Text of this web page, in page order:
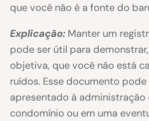
que você não é a fonte do
Explicação: Manter um
pode ser útil para
objetiva, que você não está
ruídos. Esse documento pode
apresentado à administração
condomínio ou em uma